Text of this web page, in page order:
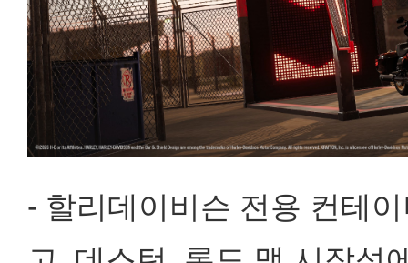
- 할리데이비슨 전용 컨테